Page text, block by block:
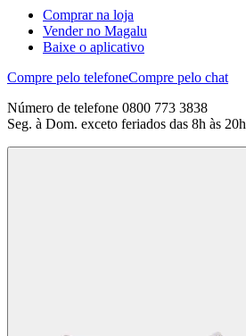
Comprar na loja
Vender no Magalu
Baixe o aplicativo
Compre pelo telefoneCompre pelo chat
Número de telefone 0800 773 3838
Seg. à Dom. exceto feriados das 8h às 20h